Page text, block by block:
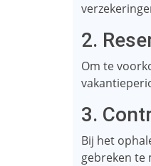
2.
Om te
3.
Bij het
gebreken te